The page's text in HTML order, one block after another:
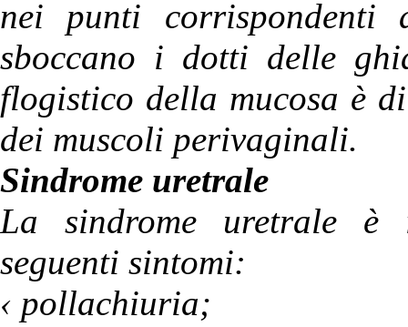
nei punti
sboccano i dotti delle
flogistico della mucosa è
dei muscoli perivaginali.
Sindrome uretrale
La sindrome uretrale è
seguenti sintomi:
‹ pollachiuria;